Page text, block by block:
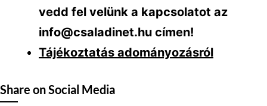
vedd fel velünk a kapcsolatot az
info@csaladinet.hu címen!
Tájékoztatás adományozásról
Share on Social Media